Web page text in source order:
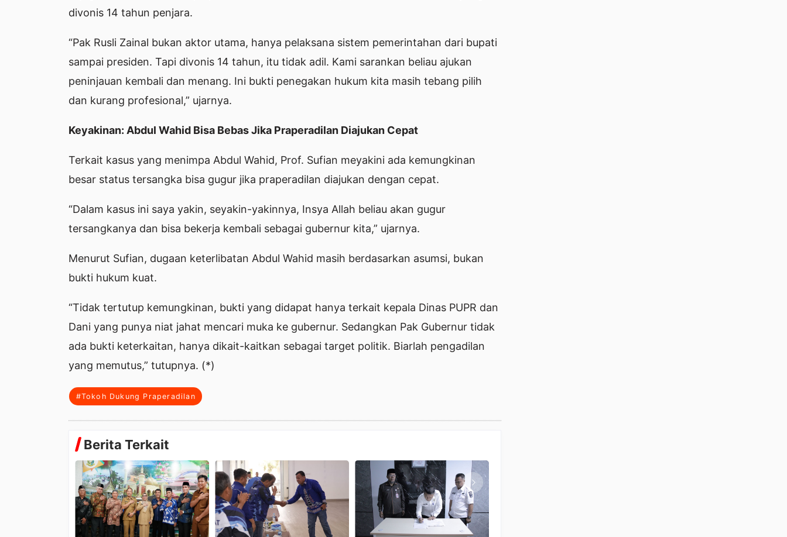
divonis 14 tahun penjara.
“Pak Rusli Zainal bukan aktor utama, hanya pelaksana sistem pemerintahan dari bupati
sampai presiden. Tapi divonis 14 tahun, itu tidak adil. Kami sarankan beliau ajukan
peninjauan kembali dan menang. Ini bukti penegakan hukum kita masih tebang pilih
dan kurang profesional,” ujarnya.
Keyakinan: Abdul Wahid Bisa Bebas Jika Praperadilan Diajukan Cepat
Terkait kasus yang menimpa Abdul Wahid, Prof. Sufian meyakini ada kemungkinan
besar status tersangka bisa gugur jika praperadilan diajukan dengan cepat.
“Dalam kasus ini saya yakin, seyakin-yakinnya, Insya Allah beliau akan gugur
tersangkanya dan bisa bekerja kembali sebagai gubernur kita,” ujarnya.
Menurut Sufian, dugaan keterlibatan Abdul Wahid masih berdasarkan asumsi, bukan
bukti hukum kuat.
“Tidak tertutup kemungkinan, bukti yang didapat hanya terkait kepala Dinas PUPR dan
Dani yang punya niat jahat mencari muka ke gubernur. Sedangkan Pak Gubernur tidak
ada bukti keterkaitan, hanya dikait-kaitkan sebagai target politik. Biarlah pengadilan
yang memutus,” tutupnya. (*)
#Tokoh Dukung Praperadilan
Berita Terkait